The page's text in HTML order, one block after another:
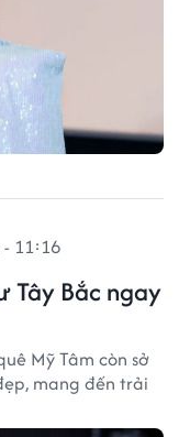
Tây Bắc ngay
11:16
Mỹ Tâm còn sở
mang đến trải